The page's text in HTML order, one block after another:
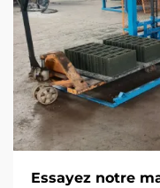
Essayez notre